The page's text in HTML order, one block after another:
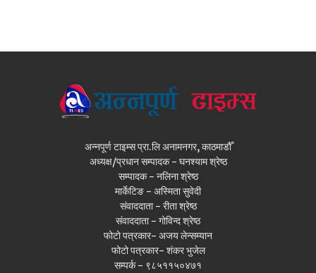
अन्नपूर्ण टाइम्स प्रा.लि अनामनगर, काठमाडौँ
अध्यक्ष/प्रधान सम्पादक - घनश्याम श्रेष्ठ
सम्पादक - नलिना श्रेष्ठ
मार्केटिङ - अस्मिता सुवेदी
संवाददाता - रीता श्रेष्ठ
संवाददाता - गोविन्द श्रेष्ठ
फोटो पत्रकार- अजय लेन्सम्यान
फोटो पत्रकार- शंकर भुजेल
सम्पर्क - ९८५११५०४७१